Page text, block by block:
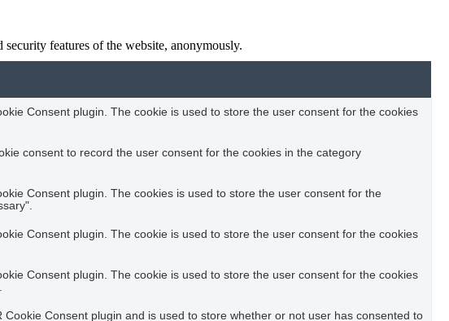
features of the website, anonymously.
Consent plugin. The cookie is used to store the user consent for the cookies
consent to record the user consent for the cookies in the category
Consent plugin. The cookies is used to store the user consent for the
Consent plugin. The cookie is used to store the user consent for the cookies
Consent plugin. The cookie is used to store the user consent for the cookies
Cookie Consent plugin and is used to store whether or not user has consented to